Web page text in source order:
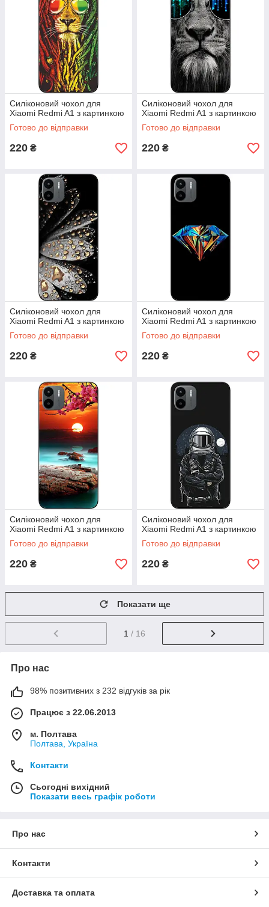
Силіконовий чохол для
Xiaomi Redmi A1 з картинкою
Готово до відправки
220 ₴
Силіконовий чохол для
Xiaomi Redmi A1 з картинкою
Готово до відправки
220 ₴
Силіконовий чохол для
Xiaomi Redmi A1 з картинкою
Готово до відправки
220 ₴
Силіконовий чохол для
Xiaomi Redmi A1 з картинкою
Готово до відправки
220 ₴
Силіконовий чохол для
Xiaomi Redmi A1 з картинкою
Готово до відправки
220 ₴
Силіконовий чохол для
Xiaomi Redmi A1 з картинкою
Готово до відправки
220 ₴
Показати ще
1 / 16
Про нас
98% позитивних з 232 відгуків за рік
Працює з 22.06.2013
м. Полтава
Полтава, Україна
Контакти
Сьогодні вихідний
Показати весь графік роботи
Про нас
Контакти
Доставка та оплата